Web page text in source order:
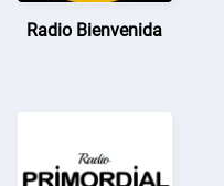
Radio Bienvenida